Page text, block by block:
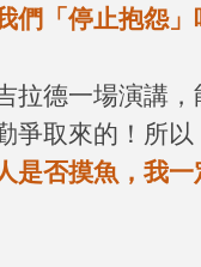
們「停止抱怨
拉德一場演講
爭取來的！所
是否摸魚，我一